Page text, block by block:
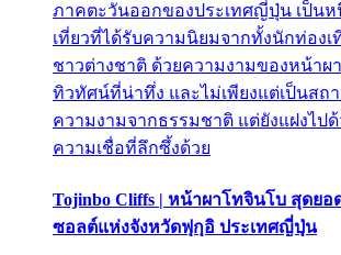
ภาคตะวันออกของประเทศญี่ปุ่น เป็น
เที่ยวที่ได้รับความนิยมจากทั้งนักท่อง
ชาวต่างชาติ ด้วยความงามของหน้าผ
ทิวทัศน์ที่น่าทึ่ง และไม่เพียงแต่เป็นสถ
ความงามจากธรรมชาติ แต่ยังแฝงไป
ความเชื่อที่ลึกซึ้งด้วย
Tojinbo Cliffs | หน้าผาโทจินโบ สุดย
ซอลต์แห่งจังหวัดฟุกุอิ ประเทศญี่ปุ่น